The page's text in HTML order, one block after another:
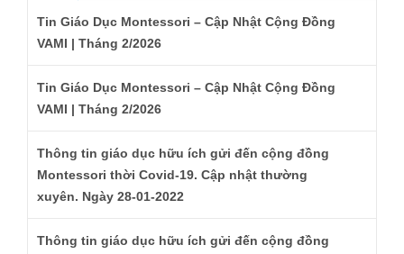
Tin Giáo Dục Montessori – Cập Nhật Cộng Đồng
VAMI | Tháng 2/2026
Tin Giáo Dục Montessori – Cập Nhật Cộng Đồng
VAMI | Tháng 2/2026
Thông tin giáo dục hữu ích gửi đến cộng đồng
Montessori thời Covid-19. Cập nhật thường
xuyên. Ngày 28-01-2022
Thông tin giáo dục hữu ích gửi đến cộng đồng